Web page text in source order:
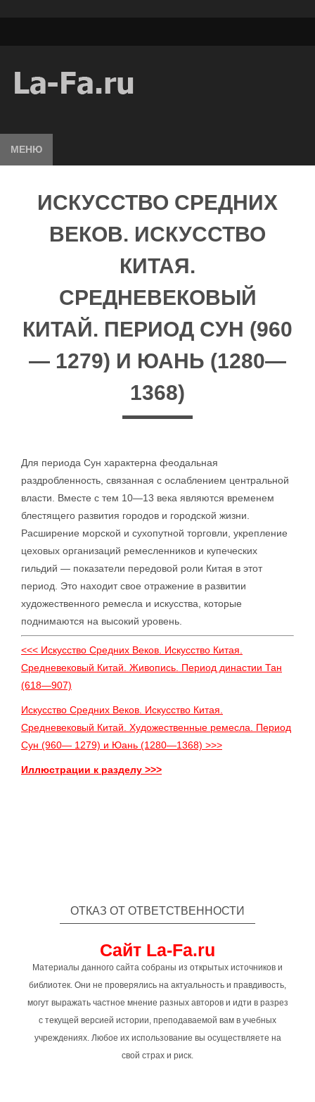
МЕНЮ
ИСКУССТВО СРЕДНИХ
ВЕКОВ. ИСКУССТВО
КИТАЯ.
СРЕДНЕВЕКОВЫЙ
КИТАЙ. ПЕРИОД СУН (960
— 1279) И ЮАНЬ (1280—
1368)
Для периода Сун характерна феодальная
раздробленность, связанная с ослаблением центральной
власти. Вместе с тем 10—13 века являются временем
блестящего развития городов и городской жизни.
Расширение морской и сухопутной торговли, укрепление
цеховых организаций ремесленников и купеческих
гильдий — показатели передовой роли Китая в этот
период. Это находит свое отражение в развитии
художественного ремесла и искусства, которые
поднимаются на высокий уровень.
<<< Искусство Средних Веков. Искусство Китая.
Средневековый Китай. Живопись. Период династии Тан
(618—907)
Искусство Средних Веков. Искусство Китая.
Средневековый Китай. Художественные ремесла. Период
Сун (960— 1279) и Юань (1280—1368) >>>
Иллюстрации к разделу >>>
ОТКАЗ ОТ ОТВЕТСТВЕННОСТИ
Сайт La-Fa.ru
Материалы данного сайта собраны из открытых источников и
библиотек. Они не проверялись на актуальность и правдивость,
могут выражать частное мнение разных авторов и идти в разрез
с текущей версией истории, преподаваемой вам в учебных
учреждениях. Любое их использование вы осуществляете на
свой страх и риск.